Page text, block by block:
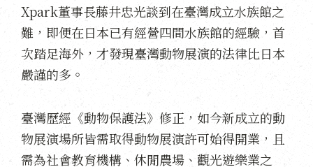
Xpark董事長藤井忠光談到在臺灣成立水族館之
難，即便在日本已有經營四間水族館的經驗，首
次踏足海外，才發現臺灣動物展演的法律比日本
嚴謹的多。
臺灣歷經《動物保護法》修正，如今新成立的動
物展演場所皆需取得動物展演許可始得開業，且
需為社會教育機構、休閒農場、觀光遊樂業之